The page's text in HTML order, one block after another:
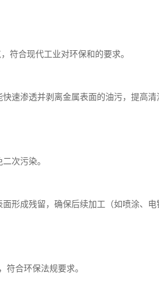
符合现代工业对环保和的要求。
速渗透并剥离金属表面的油污，提高清
次污染。
形成残留，确保后续加工（如喷涂、电
符合环保法规要求。